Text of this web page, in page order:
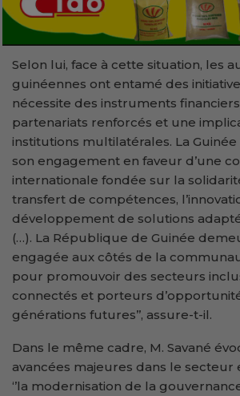
Selon lui, face à cette situation, les
guinéennes ont entamé des
nécessite des instruments
partenariats renforcés et une
institutions multilatérales. La
son engagement en faveur d’une
internationale fondée sur la
transfert de compétences,
développement de solutions
(…). La République de Guinée
engagée aux côtés de la
pour promouvoir des secteurs
connectés et porteurs
générations futures’’, assure-t-il.
Dans le même cadre, M. Savané
avancées majeures dans le secteur
‘’la modernisation de la